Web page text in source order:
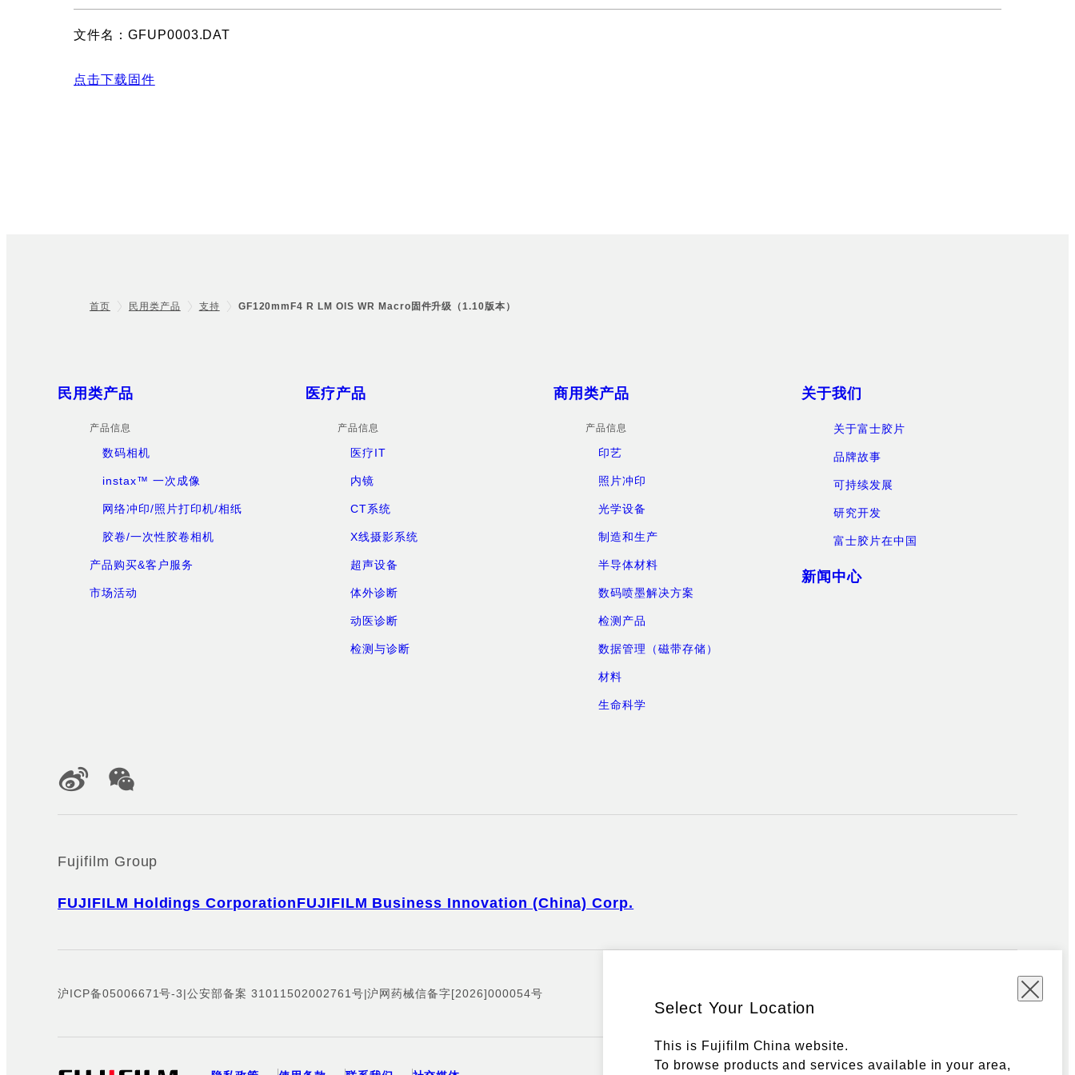
Select Your Location
This is Fujifilm China website.
To browse products and services available in your area,
文件名：GFUP0003.DAT
点击下载固件
首页 民用类产品 支持 GF120mmF4 R LM OIS WR Macro固件升级（1.10版本）
Sitemap
民用类产品
产品信息
数码相机
instax™ 一次成像
网络冲印/照片打印机/相纸
胶卷/一次性胶卷相机
产品购买&客户服务
市场活动
医疗产品
产品信息
医疗IT
内镜
CT系统
X线摄影系统
超声设备
体外诊断
动医诊断
检测与诊断
商用类产品
产品信息
印艺
照片冲印
光学设备
制造和生产
半导体材料
数码喷墨解决方案
检测产品
数据管理（磁带存储）
材料
生命科学
关于我们
关于富士胶片
品牌故事
可持续发展
研究开发
富士胶片在中国
新闻中心
Official Social Media Accounts
Fujifilm Group
FUJIFILM Holdings CorporationFUJIFILM Business Innovation (China) Corp.
沪ICP备05006671号-3|公安部备案 31011502002761号|沪网药械信备字[2026]000054号